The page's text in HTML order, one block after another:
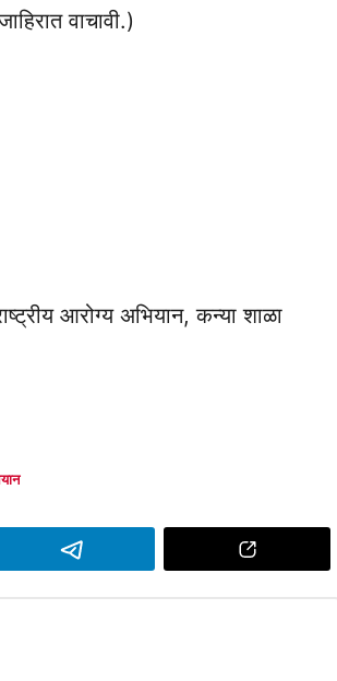
वाचावी.)
आरोग्य अभियान, कन्या शाळा